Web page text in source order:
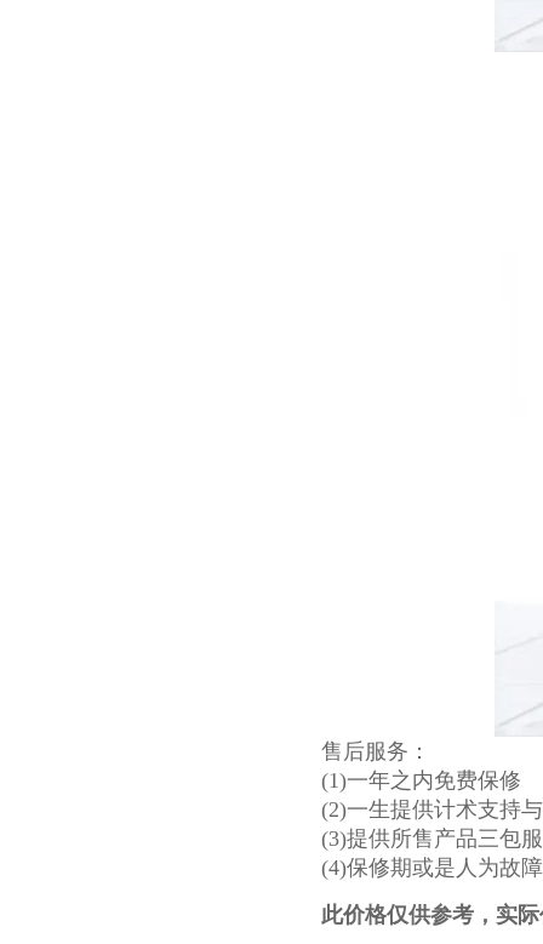
售后服务：
(1)一年之内免费保修
(2)一生提供计术支持
(3)提供所售产品三包
(4)保修期或是人为故
此价格仅供参考，实